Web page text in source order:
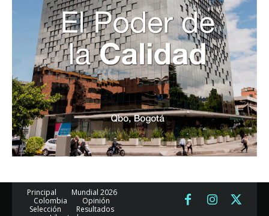
Principal
Mundial 2026
Colombia
Opinión
Selección
Resultados